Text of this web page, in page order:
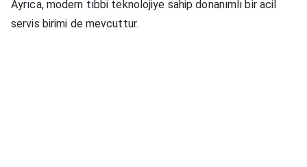
Ayrıca, modern tıbbi teknolojiye sahip donanımlı bir acil
servis birimi de mevcuttur.